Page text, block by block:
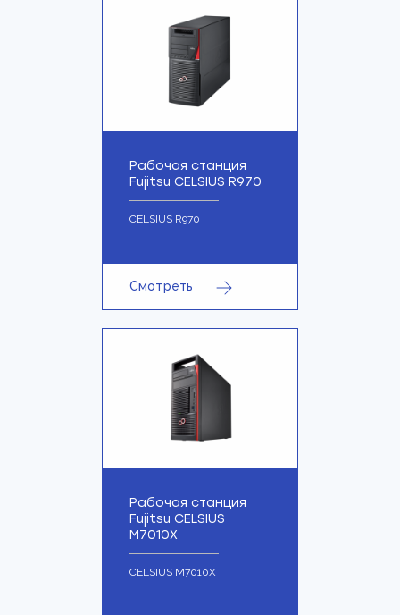
Рабочая станция
Fujitsu CELSIUS R970
CELSIUS R970
Смотреть
Рабочая станция
Fujitsu CELSIUS
M7010X
CELSIUS M7010X